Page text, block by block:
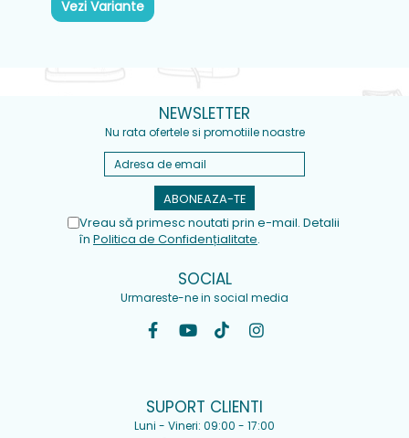
Vezi Variante
NEWSLETTER
Nu rata ofertele si promotiile noastre
Vreau să primesc noutati prin e-mail. Detalii
în Politica de Confidențialitate.
SOCIAL
Urmareste-ne in social media
SUPORT CLIENTI
Luni - Vineri: 09:00 - 17:00